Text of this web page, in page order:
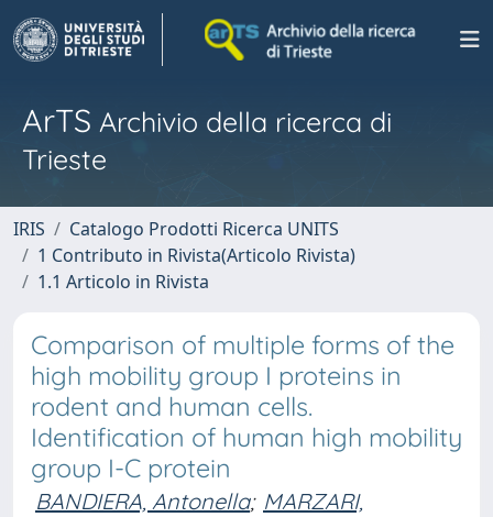
ArTS Archivio della ricerca di
Trieste
IRIS
Catalogo Prodotti Ricerca UNITS
1 Contributo in Rivista(Articolo Rivista)
1.1 Articolo in Rivista
Comparison of multiple forms of the
high mobility group I proteins in
rodent and human cells.
Identification of human high mobility
group I-C protein
BANDIERA, Antonella; MARZARI,